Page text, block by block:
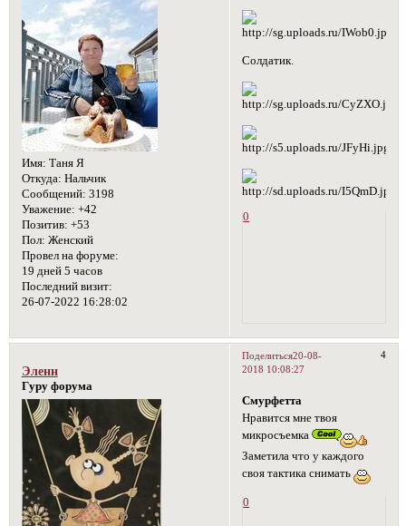
Имя: Таня Я
Откуда: Нальчик
Сообщений: 3198
Уважение: +42
Позитив: +53
Пол: Женский
Провел на форуме:
19 дней 5 часов
Последний визит:
26-07-2022 16:28:02
Солдатик.
0
Поделиться 4
20-08-
2018 10:08:27
Эленн
Гуру форума
Смурфетта
Нравится мне твоя
микросъемка
Заметила что у каждого
своя тактика снимать
0